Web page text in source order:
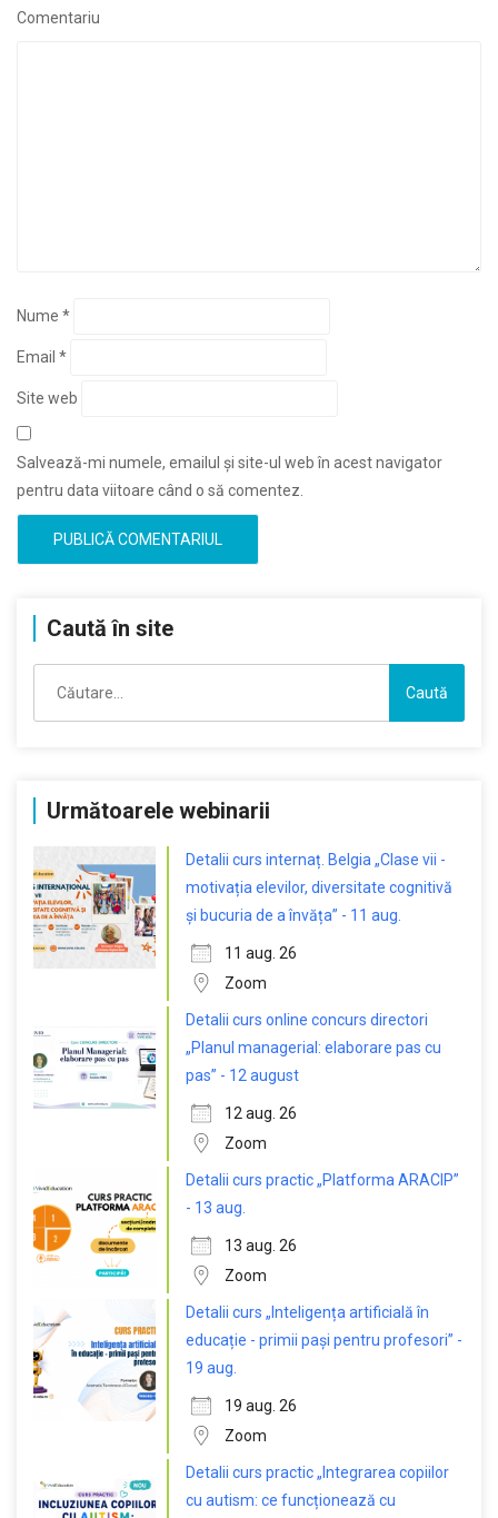
Comentariu
Nume *
Email *
Site web
Salvează-mi numele, emailul și site-ul web în acest navigator
pentru data viitoare când o să comentez.
Caută în site
după:
Următoarele webinarii
Detalii curs internaț. Belgia „Clase vii -
motivația elevilor, diversitate cognitivă
și bucuria de a învăța” - 11 aug.
11 aug. 26
Zoom
Detalii curs online concurs directori
„Planul managerial: elaborare pas cu
pas” - 12 august
12 aug. 26
Zoom
Detalii curs practic „Platforma ARACIP”
- 13 aug.
13 aug. 26
Zoom
Detalii curs „Inteligența artificială în
educație - primii pași pentru profesori” -
19 aug.
19 aug. 26
Zoom
Detalii curs practic „Integrarea copiilor
cu autism: ce funcționează cu